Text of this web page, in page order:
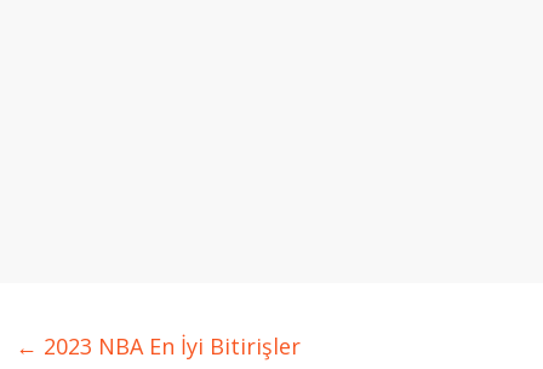
← 2023 NBA En İyi Bitirişler